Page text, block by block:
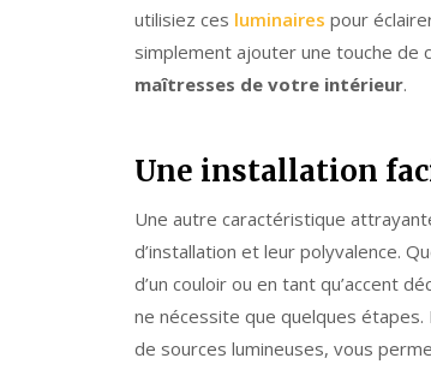
utilisiez ces luminaires pour
simplement ajouter une touche de
maîtresses de votre intérieur.
Une installation
Une autre caractéristique
d’installation et leur polyvalence.
d’un couloir ou en tant qu’accent
ne nécessite que quelques
de sources lumineuses, vous